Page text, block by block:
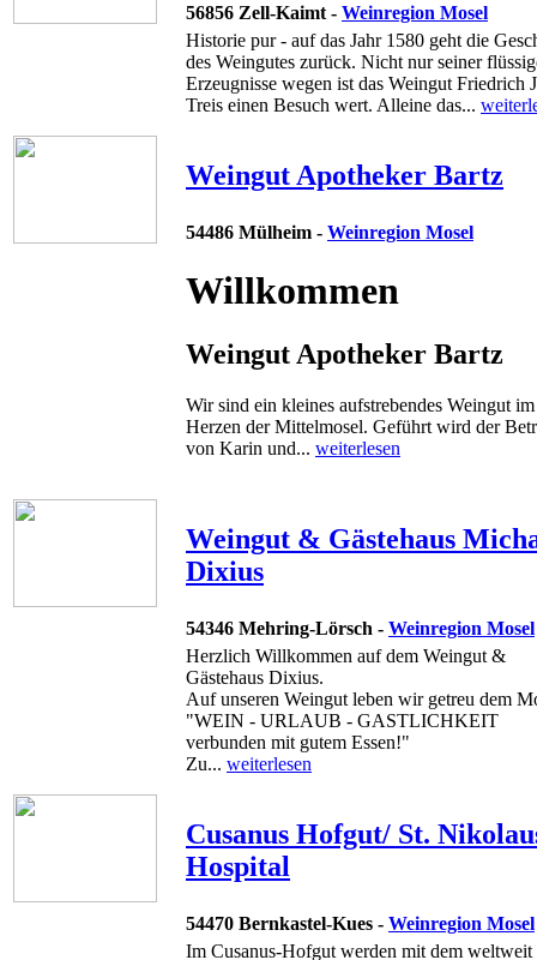
56856 Zell-Kaimt - Weinregion Mosel
Historie pur - auf das Jahr 1580 geht die
des Weingutes zurück. Nicht nur seiner
Erzeugnisse wegen ist das Weingut Friedrich
Treis einen Besuch wert. Alleine das...
Weingut Apotheker Bartz
54486 Mülheim - Weinregion Mosel
Willkommen
Weingut Apotheker Bartz
Wir sind ein kleines aufstrebendes Weingut im
Herzen der Mittelmosel. Geführt wird der
von Karin und... weiterlesen
Weingut & Gästehaus
Dixius
54346 Mehring-Lörsch - Weinregion Mosel
Herzlich Willkommen auf dem Weingut &
Gästehaus Dixius.
Auf unseren Weingut leben wir getreu dem
"WEIN - URLAUB - GASTLICHKEIT
verbunden mit gutem Essen!"
Zu... weiterlesen
Cusanus Hofgut/ St.
Hospital
54470 Bernkastel-Kues - Weinregion Mosel
Im Cusanus-Hofgut werden mit dem weltweit